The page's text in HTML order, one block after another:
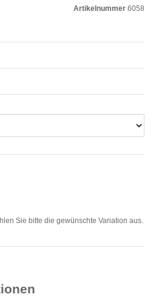
Artikelnummer 6058
Sie bitte die gewünschte Variation aus.